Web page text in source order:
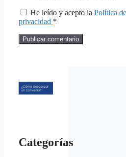
He leído y acepto la Política de
privacidad *
Categorías